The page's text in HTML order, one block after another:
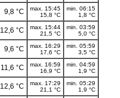
9,8 °C
max. 15:45
15,8 °C
min. 06:15
1,8 °C
12,6 °C
max. 15:44
21,5 °C
min. 03:59
5,0 °C
9,6 °C
max. 16:29
17,6 °C
min. 05:59
3,5 °C
11,6 °C
max. 16:59
16,9 °C
min. 04:59
1,9 °C
12,6 °C
max. 17:29
21,1 °C
min. 05:29
1,9 °C